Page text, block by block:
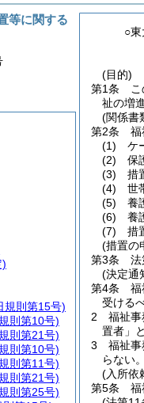
○
(目的)
第1条
祉の増
(関係書
第2条
福
(1)
ケ
(2)
保
(3)
措
(4)
世
(5)
養
(6)
養
(7)
措
(措置の
第3条
法
(決定通
第4条
福
受ける
2
福祉
置者」
3
福祉事
らない。
(入所依
第5条
福
等に関する
)
規則第15号)
則第10号)
則第21号)
則第10号)
則第11号)
則第21号)
則第25号)